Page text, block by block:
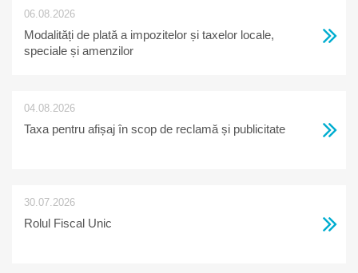
06.08.2026
Modalități de plată a impozitelor și taxelor locale,
speciale și amenzilor
04.08.2026
Taxa pentru afișaj în scop de reclamă și publicitate
30.07.2026
Rolul Fiscal Unic